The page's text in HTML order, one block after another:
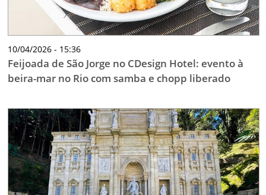
10/04/2026 - 15:36
Feijoada de São Jorge no CDesign Hotel: evento à
beira-mar no Rio com samba e chopp liberado